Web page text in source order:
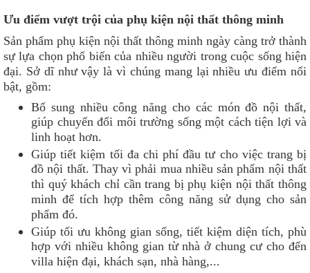
Ưu điểm vượt trội của phụ kiện nội thất thông minh
Sản phẩm phụ kiện nội thất thông minh ngày càng trở thành
sự lựa chọn phổ biến của nhiều người trong cuộc sống hiện
đại. Sở dĩ như vậy là vì chúng mang lại nhiều ưu điểm nổi
bật, gồm:
Bổ sung nhiều công năng cho các món đồ nội thất,
giúp chuyển đổi môi trường sống một cách tiện lợi và
linh hoạt hơn.
Giúp tiết kiệm tối đa chi phí đầu tư cho việc trang bị
đồ nội thất. Thay vì phải mua nhiều sản phẩm nội thất
thì quý khách chỉ cần trang bị phụ kiện nội thất thông
minh để tích hợp thêm công năng sử dụng cho sản
phẩm đó.
Giúp tối ưu không gian sống, tiết kiệm diện tích, phù
hợp với nhiều không gian từ nhà ở chung cư cho đến
villa hiện đại, khách sạn, nhà hàng,...